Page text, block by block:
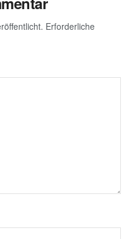
Erforderliche